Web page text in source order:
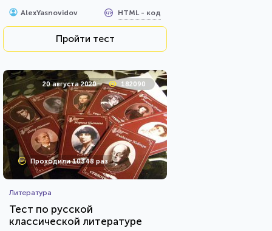
AlexYasnovidov HTML - код
Пройти тест
20 августа 2020 182090
Проходили 10348 раз
Литература
Тест по русской
классической литературе